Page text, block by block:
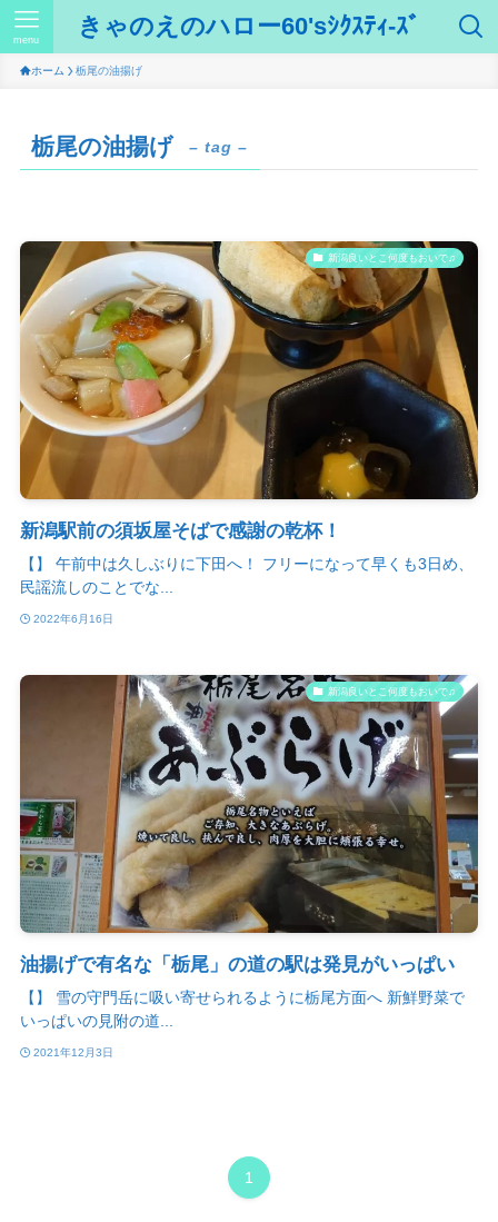
きゃのえのハロー60'sｼｸｽﾃｨ-ｽﾞ
menu
ホーム 栃尾の油揚げ
栃尾の油揚げ – tag –
新潟良いとこ何度もおいで♫
新潟駅前の須坂屋そばで感謝の乾杯！
【】 午前中は久しぶりに下田へ！ フリーになって早くも3日め、
民謡流しのことでな...
2022年6月16日
新潟良いとこ何度もおいで♫
油揚げで有名な「栃尾」の道の駅は発見がいっぱい
【】 雪の守門岳に吸い寄せられるように栃尾方面へ 新鮮野菜で
いっぱいの見附の道...
2021年12月3日
1